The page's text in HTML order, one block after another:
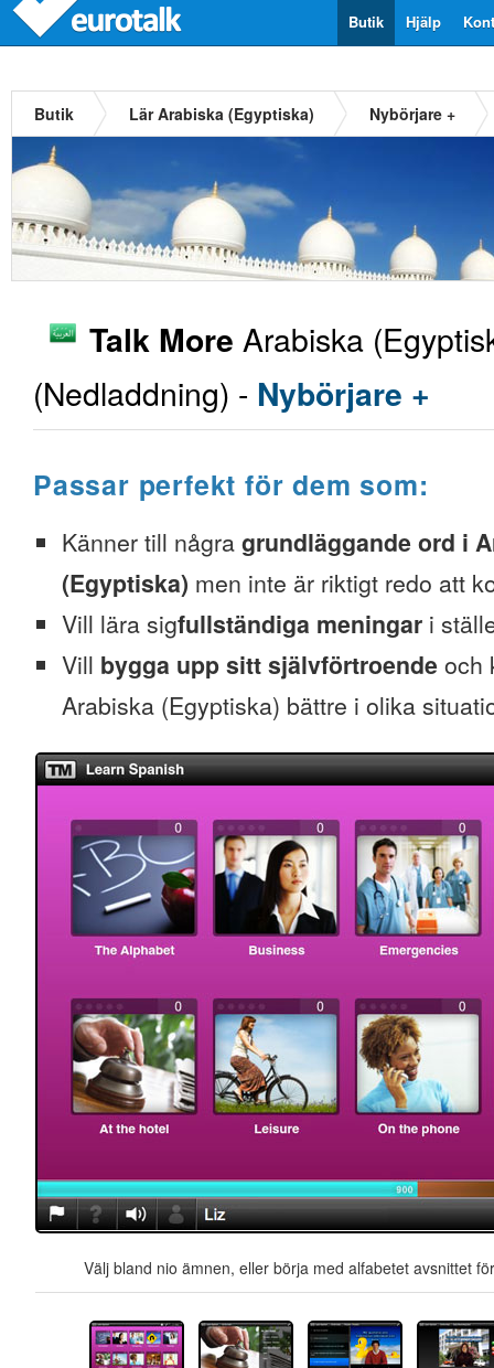
Hjälp
Butik
Butik Lär Arabiska (Egyptiska) Nybörjare +
Talk More Arabiska
(Nedladdning) - Nybörjare +
Passar perfekt för dem som:
Känner till några grundläggande ord i
(Egyptiska) men inte är riktigt redo att
Vill lära sigfullständiga meningar i
Vill bygga upp sitt självförtroende och
Arabiska (Egyptiska) bättre i olika
Välj bland nio ämnen, eller börja med alfabetet avsnittet